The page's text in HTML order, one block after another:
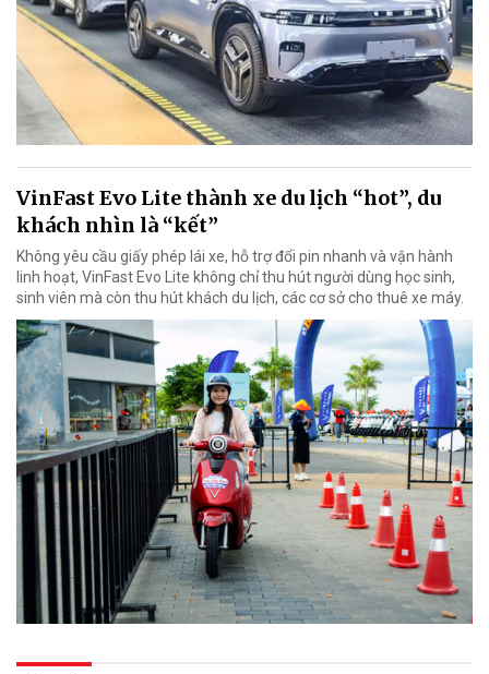
VinFast Evo Lite thành xe du lịch “hot”, du
khách nhìn là “kết”
Không yêu cầu giấy phép lái xe, hỗ trợ đổi pin nhanh và vận hành
linh hoạt, VinFast Evo Lite không chỉ thu hút người dùng học sinh,
sinh viên mà còn thu hút khách du lịch, các cơ sở cho thuê xe máy.